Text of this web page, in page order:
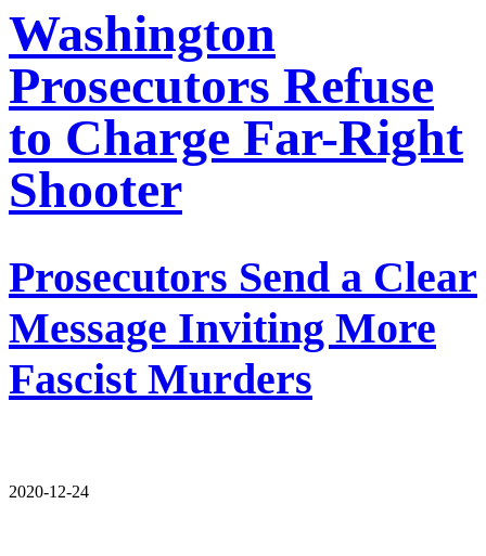
Washington
Prosecutors Refuse
to Charge Far-Right
Shooter
Prosecutors Send a Clear
Message Inviting More
Fascist Murders
2020-12-24